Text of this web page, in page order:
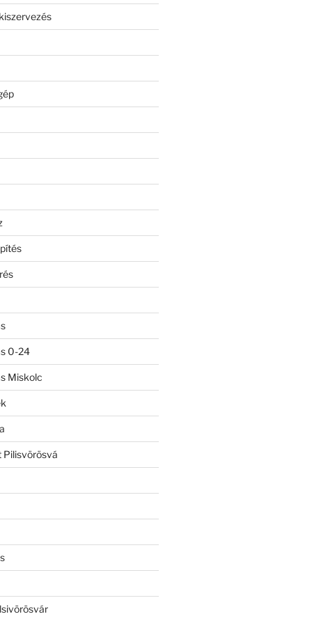
0-24
Miskolc
Pilisvörösvá